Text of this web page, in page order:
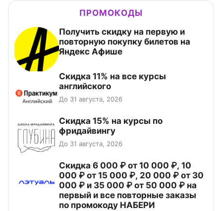
ПРОМОКОДЫ
Получить скидку на первую и
повторную покупку билетов на
Яндекс Афише
Скидка 11% на все курсы
английского
До 31 августа, 2026
Скидка 15% на курсы по
фридайвингу
До 31 августа, 2026
Скидка 6 000 ₽ от 10 000 ₽, 10
000 ₽ от 15 000 ₽, 20 000 ₽ от 30
000 ₽ и 35 000 ₽ от 50 000 ₽ на
первый и все повторные заказы
по промокоду НАБЕРИ